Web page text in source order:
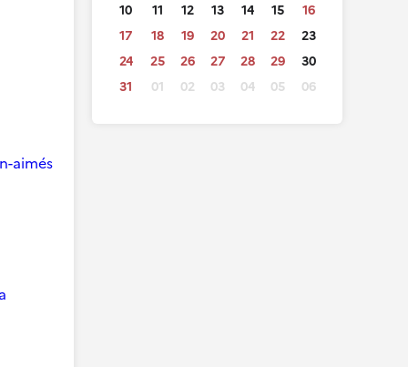
10
11 12 13 14 15
16
17
18 19 20 21 22
23
24
25 26 27 28 29
30
31
01 02 03 04 05 06
aimés